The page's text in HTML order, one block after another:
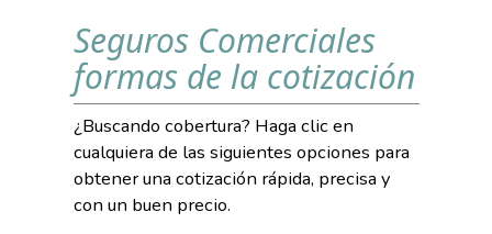
Seguros Comerciales
formas de la cotización
¿Buscando cobertura? Haga clic en
cualquiera de las siguientes opciones para
obtener una cotización rápida, precisa y
con un buen precio.